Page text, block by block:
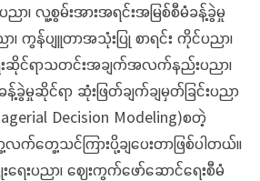
ညာ၊ လူ့စွမ်းအားအရင်းအမြစ်စီမံခန့်ခွဲမှု
ာ၊ ကွန်ပျူတာအသုံးပြု စာရင်း ကိုင်ပညာ၊
းဆိုင်ရာသတင်းအချက်အလက်နည်းပညာ၊
ခွဲမှုဆိုင်ရာ ဆုံးဖြတ်ချက်ချမှတ်ခြင်းပညာ
Decision Modeling)စတဲ့
တွေ့သင်ကြားပို့ချပေးတာဖြစ်ပါတယ်။
ေးပညာ၊ ဈေးကွက်ဖော်ဆောင်ရေးစီမံ